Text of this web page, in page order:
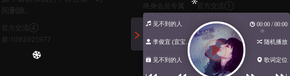
间删除。
官方交流④
群:1093921977
终身会员专属
官方交流①
满)
官方交流②
群:620517548(已
官方交流③
群:1045932367(已
满)
见不到的人 00:00 / 00:00
李俊宜 (宜宝... 随机播放
见不到的人 歌词定位